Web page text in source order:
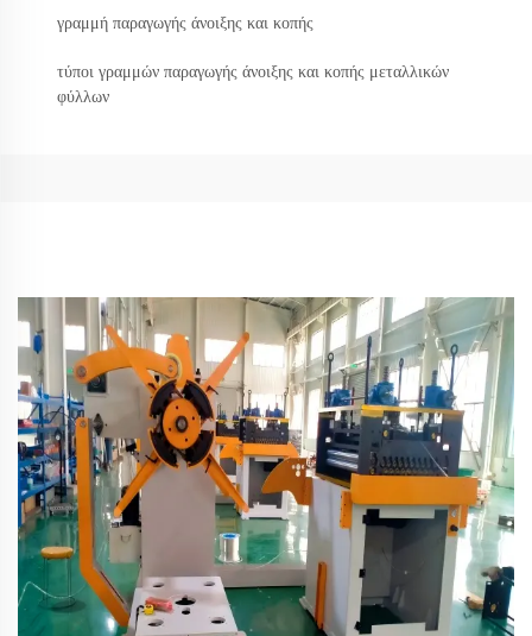
γραμμή παραγωγής άνοιξης και κοπής
τύποι γραμμών παραγωγής άνοιξης και κοπής μεταλλικών
φύλλων